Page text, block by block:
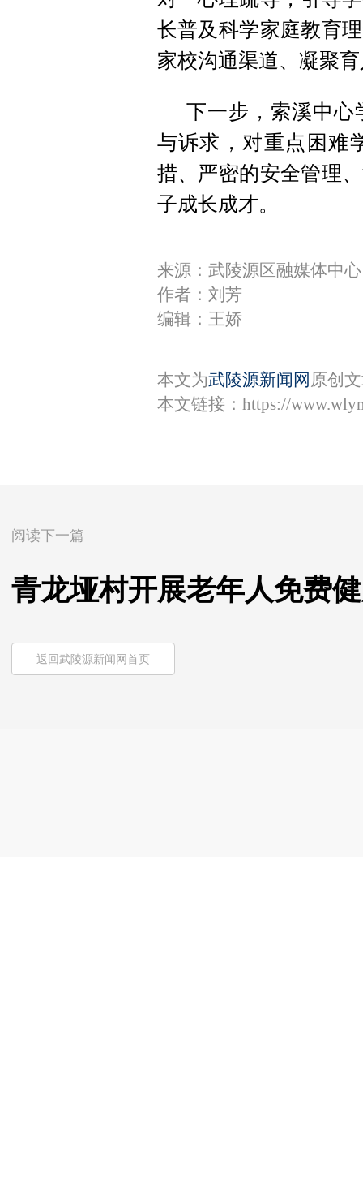
长普及科学家庭教育
家校沟通渠道、凝聚
下一步，索溪中心
与诉求，对重点困难
措、严密的安全管理
子成长成才。
来源：武陵源区融媒体中心
作者：刘芳
编辑：王娇
本文为武陵源新闻网 原创
本文链接： https://
阅读下一篇
青龙垭村开展老年人免费
返回武陵源新闻网首页